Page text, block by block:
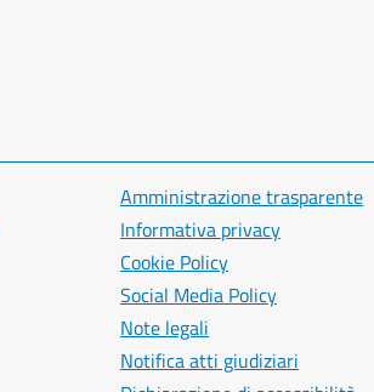
Amministrazione trasparente
Informativa privacy
Cookie Policy
Social Media Policy
Note legali
Notifica atti giudiziari